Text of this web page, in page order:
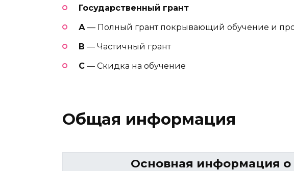
Государственный грант
А — Полный грант покрывающий обучение и
В — Частичный грант
C — Скидка на обучение
Общая информация
Основная информация